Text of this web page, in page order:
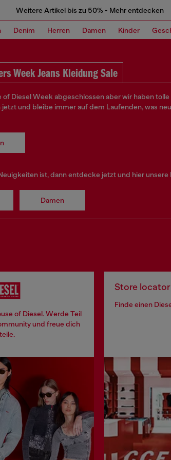
Weitere Artikel bis zu 50% - Mehr entdecken
Denim Herren Damen Kinder
Week Jeans Kleidung Sale
of Diesel Week abgeschlossen aber wir haben
jetzt und bleibe immer auf dem Laufenden, was
ist, dann entdecke jetzt und hier unsere
Damen
of Diesel. Werde Teil
und freue dich
Store locator
Finde einen